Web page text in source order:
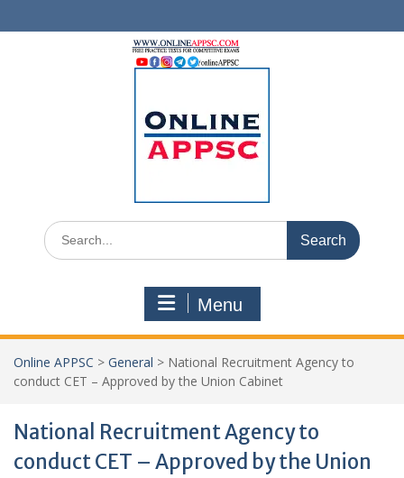
to
Search
for:
Menu
Online APPSC > General > National Recruitment Agency to
conduct CET – Approved by the Union Cabinet
National Recruitment Agency to
conduct CET – Approved by the Union